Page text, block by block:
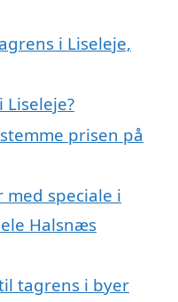
i Liseleje,
prisen på
speciale i
Halsnæs
tagrens i byer